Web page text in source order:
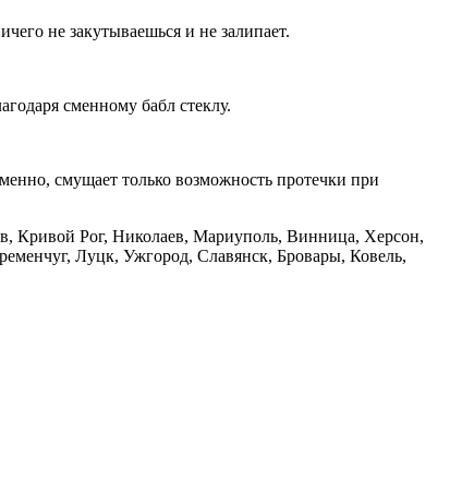
не закутываешься и не залипает.
сменному бабл стеклу.
смущает только возможность протечки при
Кривой Рог, Николаев, Мариуполь, Винница, Херсон,
Луцк, Ужгород, Славянск, Бровары, Ковель,